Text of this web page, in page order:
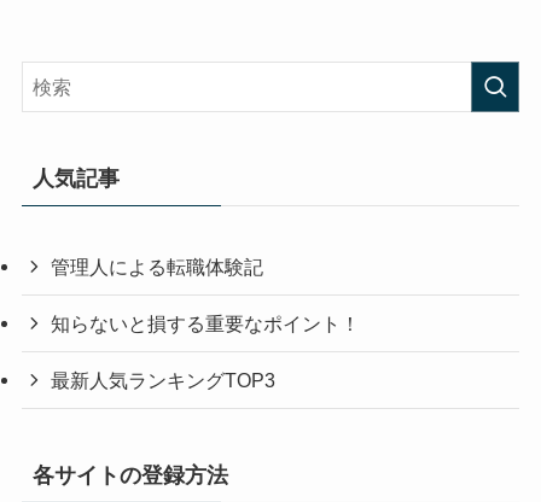
人気記事
管理人による転職体験記
知らないと損する重要なポイント！
最新人気ランキングTOP3
各サイトの登録方法